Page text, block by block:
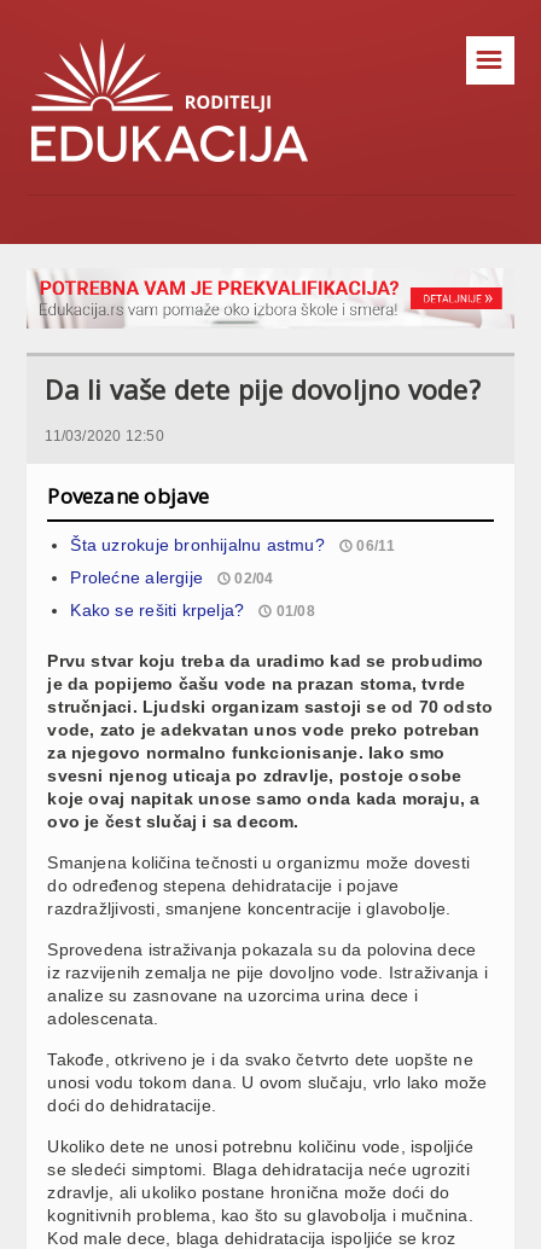
☰
Da li vaše dete pije dovoljno vode?
11/03/2020 12:50
Povezane objave
Šta uzrokuje bronhijalnu astmu? 06/11
Prolećne alergije 02/04
Kako se rešiti krpelja? 01/08
Prvu stvar koju treba da uradimo kad se probudimo
je da popijemo čašu vode na prazan stoma, tvrde
stručnjaci. Ljudski organizam sastoji se od 70 odsto
vode, zato je adekvatan unos vode preko potreban
za njegovo normalno funkcionisanje. Iako smo
svesni njenog uticaja po zdravlje, postoje osobe
koje ovaj napitak unose samo onda kada moraju, a
ovo je čest slučaj i sa decom.
Smanjena količina tečnosti u organizmu može dovesti
do određenog stepena dehidratacije i pojave
razdražljivosti, smanjene koncentracije i glavobolje.
Sprovedena istraživanja pokazala su da polovina dece
iz razvijenih zemalja ne pije dovoljno vode. Istraživanja i
analize su zasnovane na uzorcima urina dece i
adolescenata.
Takođe, otkriveno je i da svako četvrto dete uopšte ne
unosi vodu tokom dana. U ovom slučaju, vrlo lako može
doći do dehidratacije.
Ukoliko dete ne unosi potrebnu količinu vode, ispoljiće
se sledeći simptomi. Blaga dehidratacija neće ugroziti
zdravlje, ali ukoliko postane hronična može doći do
kognitivnih problema, kao što su glavobolja i mučnina.
Kod male dece, blaga dehidratacija ispoljiće se kroz